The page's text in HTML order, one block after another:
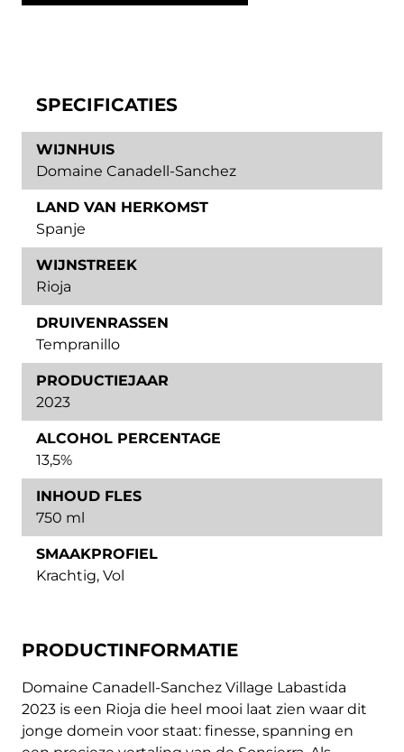
SPECIFICATIES
WIJNHUIS
Domaine Canadell-Sanchez
LAND VAN HERKOMST
Spanje
WIJNSTREEK
Rioja
DRUIVENRASSEN
Tempranillo
PRODUCTIEJAAR
2023
ALCOHOL PERCENTAGE
13,5%
INHOUD FLES
750 ml
SMAAKPROFIEL
Krachtig, Vol
PRODUCTINFORMATIE
Domaine Canadell-Sanchez Village Labastida
2023 is een Rioja die heel mooi laat zien waar dit
jonge domein voor staat: finesse, spanning en